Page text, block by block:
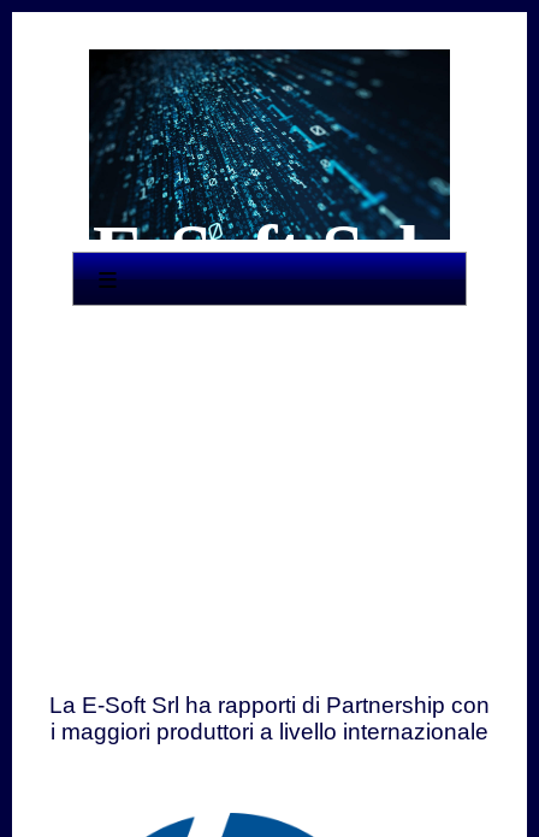
La E-Soft Srl ha rapporti di Partnership con
i maggiori produttori a livello internazionale